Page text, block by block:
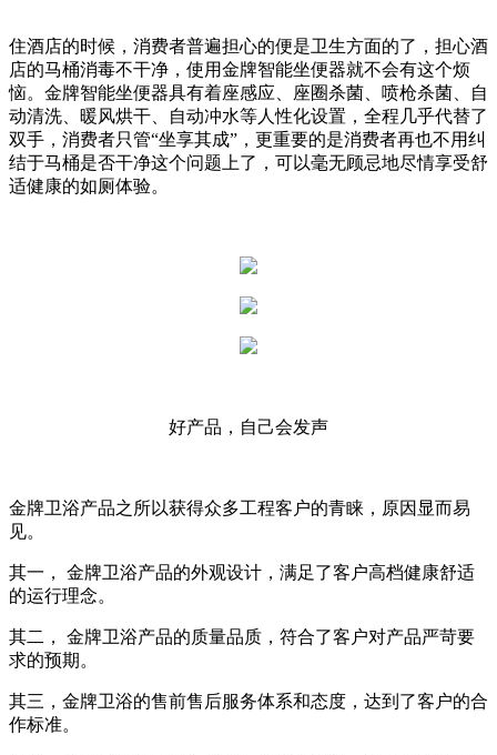
住酒店的时候，消费者普遍担心的便是卫生方面的了，担心酒
店的马桶消毒不干净，使用金牌智能坐便器就不会有这个烦
恼。金牌智能坐便器具有着座感应、座圈杀菌、喷枪杀菌、自
动清洗、暖风烘干、自动冲水等人性化设置，全程几乎代替了
双手，消费者只管“坐享其成”，更重要的是消费者再也不用纠
结于马桶是否干净这个问题上了，可以毫无顾忌地尽情享受舒
适健康的如厕体验。
好产品，自己会发声
金牌卫浴产品之所以获得众多工程客户的青睐，原因显而易
见。
其一，
金牌卫浴产品的外观设计，满足了客户高档健康舒适
的运行理念。
其二，
金牌卫浴产品的质量品质，符合了客户对产品严苛要
求的预期。
其三，金牌卫浴的售前售后服务体系和态度，达到了客户的合
作标准。